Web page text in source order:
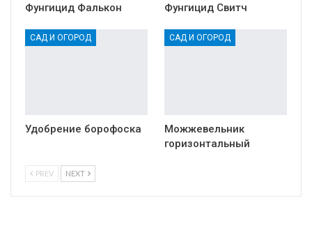
Фунгицид Фалькон Фунгицид Свитч
САД И ОГОРОД
Удобрение борофоска
САД И ОГОРОД
Можжевельник
горизонтальный
PREV NEXT